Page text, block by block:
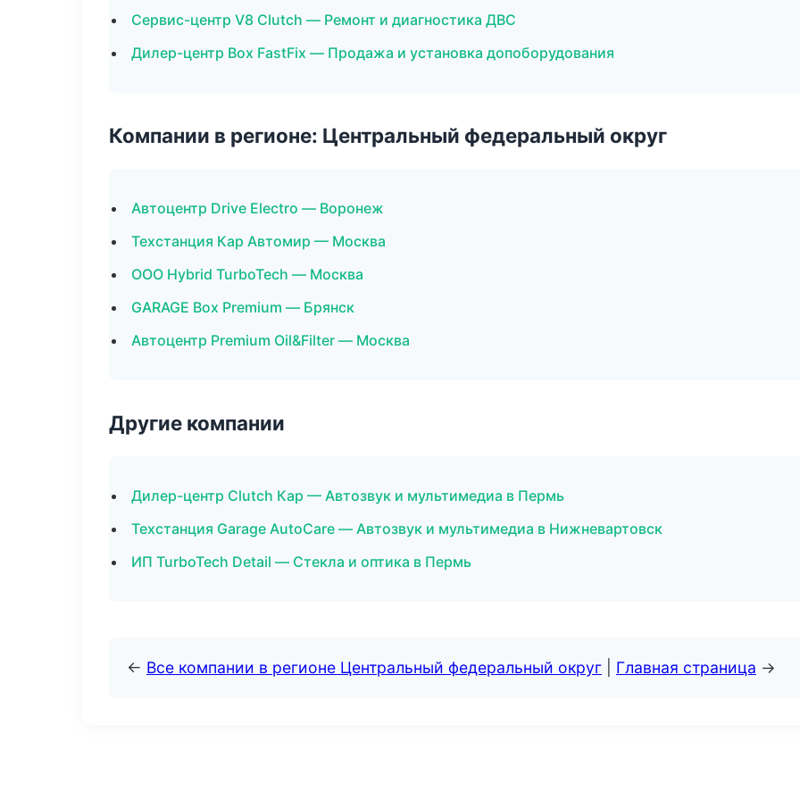
Сервис-центр V8 Clutch — Ремонт и диагностика ДВС
Дилер-центр Box FastFix — Продажа и установка допоборудования
Компании в регионе: Центральный федеральный округ
Автоцентр Drive Electro — Воронеж
Техстанция Кар Автомир — Москва
ООО Hybrid TurboTech — Москва
GARAGE Box Premium — Брянск
Автоцентр Premium Oil&Filter — Москва
Другие компании
Дилер-центр Clutch Кар — Автозвук и мультимедиа в Пермь
Техстанция Garage AutoCare — Автозвук и мультимедиа в Нижневартовск
ИП TurboTech Detail — Стекла и оптика в Пермь
← Все компании в регионе Центральный федеральный округ Главная страница →